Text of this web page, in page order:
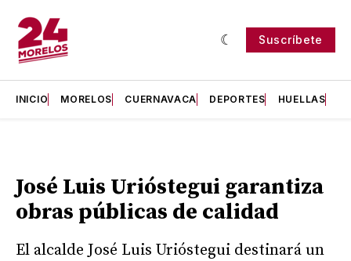
Suscríbete
INICIO MORELOS CUERNAVACA DEPORTES HUELLAS
José Luis Urióstegui garantiza
obras públicas de calidad
El alcalde José Luis Urióstegui destinará un